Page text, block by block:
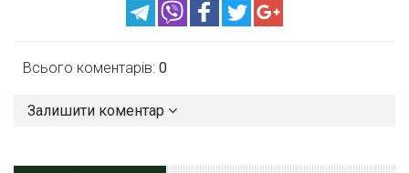
Всього коментарів: 0
Залишити коментар